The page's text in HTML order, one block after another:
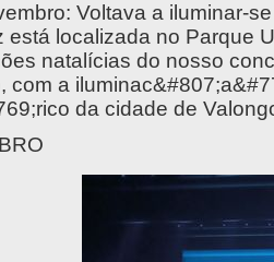
Voltava a iluminar-
está localizada no Parque
natalícias do nosso
com a
da cidade de